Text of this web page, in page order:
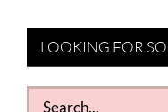
LOOKING FOR
Search